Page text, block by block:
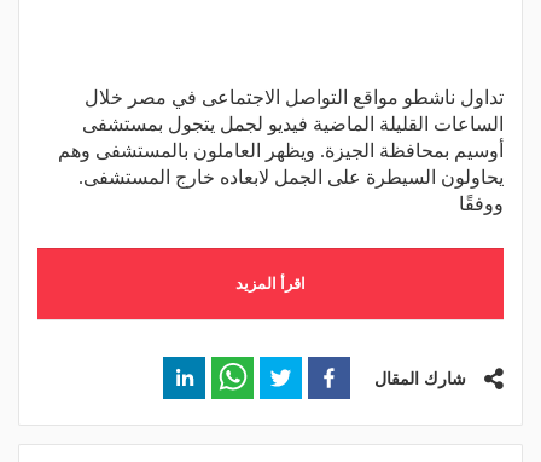
تداول ناشطو مواقع التواصل الاجتماعى في مصر خلال
الساعات القليلة الماضية فيديو لجمل يتجول بمستشفى
أوسيم بمحافظة الجيزة. ويظهر العاملون بالمستشفى وهم
يحاولون السيطرة على الجمل لابعاده خارج المستشفى.
ووفقًا
اقرأ المزيد
شارك المقال